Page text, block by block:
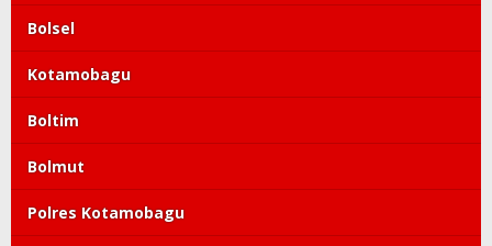
Bolsel
Kotamobagu
Boltim
Bolmut
Polres Kotamobagu